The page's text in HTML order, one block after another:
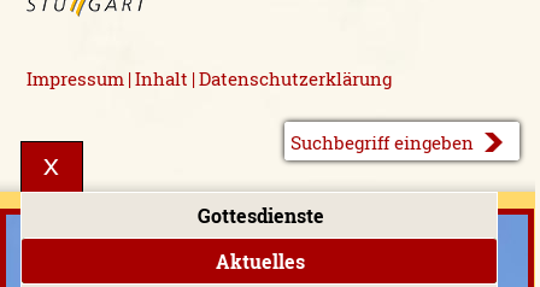
Impressum |Inhalt |Datenschutzerklärung
Gottesdienste
Aktuelles